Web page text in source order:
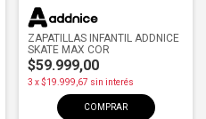
ZAPATILLAS INFANTIL ADDNICE
SKATE MAX COR
$59.999,00
3 x$19.999,67 sin interés
COMPRAR